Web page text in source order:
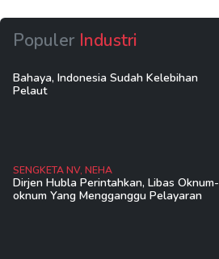
Populer Industri
Bahaya, Indonesia Sudah Kelebihan
Pelaut
SENGKETA NV, NEHA
Dirjen Hubla Perintahkan, Libas Oknum-
oknum Yang Mengganggu Pelayaran